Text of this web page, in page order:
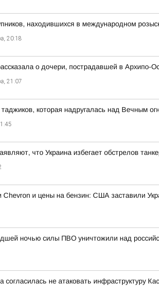
находившихся в международном
20:18
о дочери, пострадавшей в Архипо-
21:07
которая надругалась над Вечным
что Украина избегает обстрелов
Chevron и цены на бензин: США заставили
ночью силы ПВО уничтожили над
согласилась не атаковать инфраструктуру